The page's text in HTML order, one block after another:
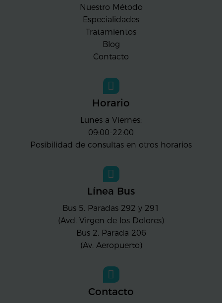
Nuestro Método
Especialidades
Tratamientos
Blog
Contacto
Horario
Lunes a Viernes:
09:00-22:00
Posibilidad de consultas en otros horarios
Línea Bus
Bus 5. Paradas 292 y 291
(Avd. Virgen de los Dolores)
Bus 2. Parada 206
(Av. Aeropuerto)
Contacto